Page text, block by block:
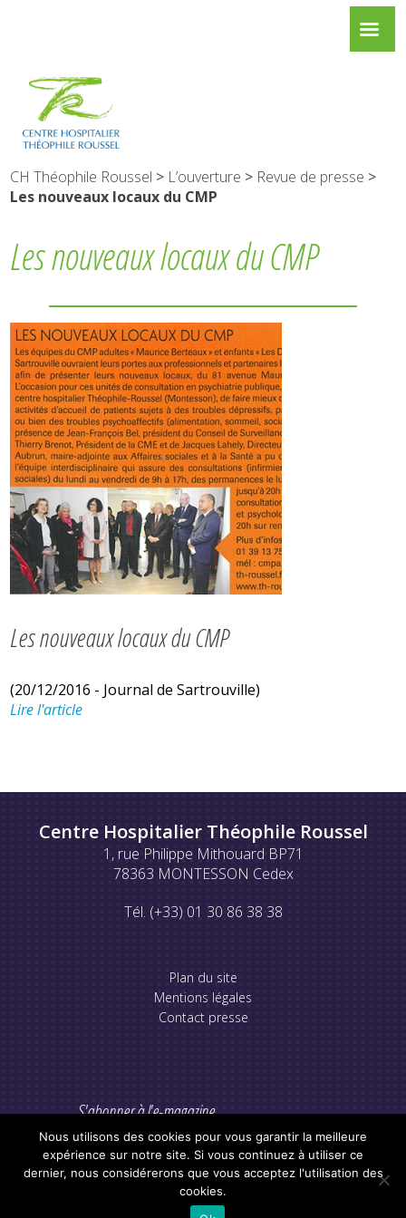
CH Théophile Roussel > L’ouverture > Revue de presse >
Les nouveaux locaux du CMP
Les nouveaux locaux du CMP
Les nouveaux locaux du CMP
(20/12/2016 - Journal de Sartrouville)
Lire l'article
Centre Hospitalier Théophile Roussel
1, rue Philippe Mithouard BP71
78363 MONTESSON Cedex
Tél. (+33) 01 30 86 38 38
Plan du site
Mentions légales
Contact presse
S'abonner à l'e-magazine
Nous utilisons des cookies pour vous garantir la meilleure
expérience sur notre site. Si vous continuez à utiliser ce
dernier, nous considérerons que vous acceptez l'utilisation des
cookies.